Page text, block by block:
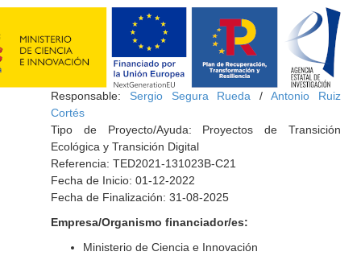
Responsable: Sergio Segura Rueda /Antonio Ruiz
Cortés
Tipo de Proyecto/Ayuda: Proyectos de Transición
Ecológica y Transición Digital
Referencia: TED2021-131023B-C21
Fecha de Inicio: 01-12-2022
Fecha de Finalización: 31-08-2025
Empresa/Organismo financiador/es:
Ministerio de Ciencia e Innovación